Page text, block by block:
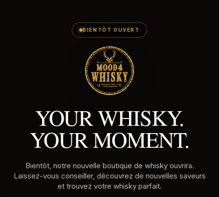
BIENTÔT OUVERT
YOUR WHISKY.
YOUR MOMENT.
Bientôt, notre nouvelle boutique de whisky ouvrira.
Laissez-vous conseiller, découvrez de nouvelles saveurs
et trouvez votre whisky parfait.